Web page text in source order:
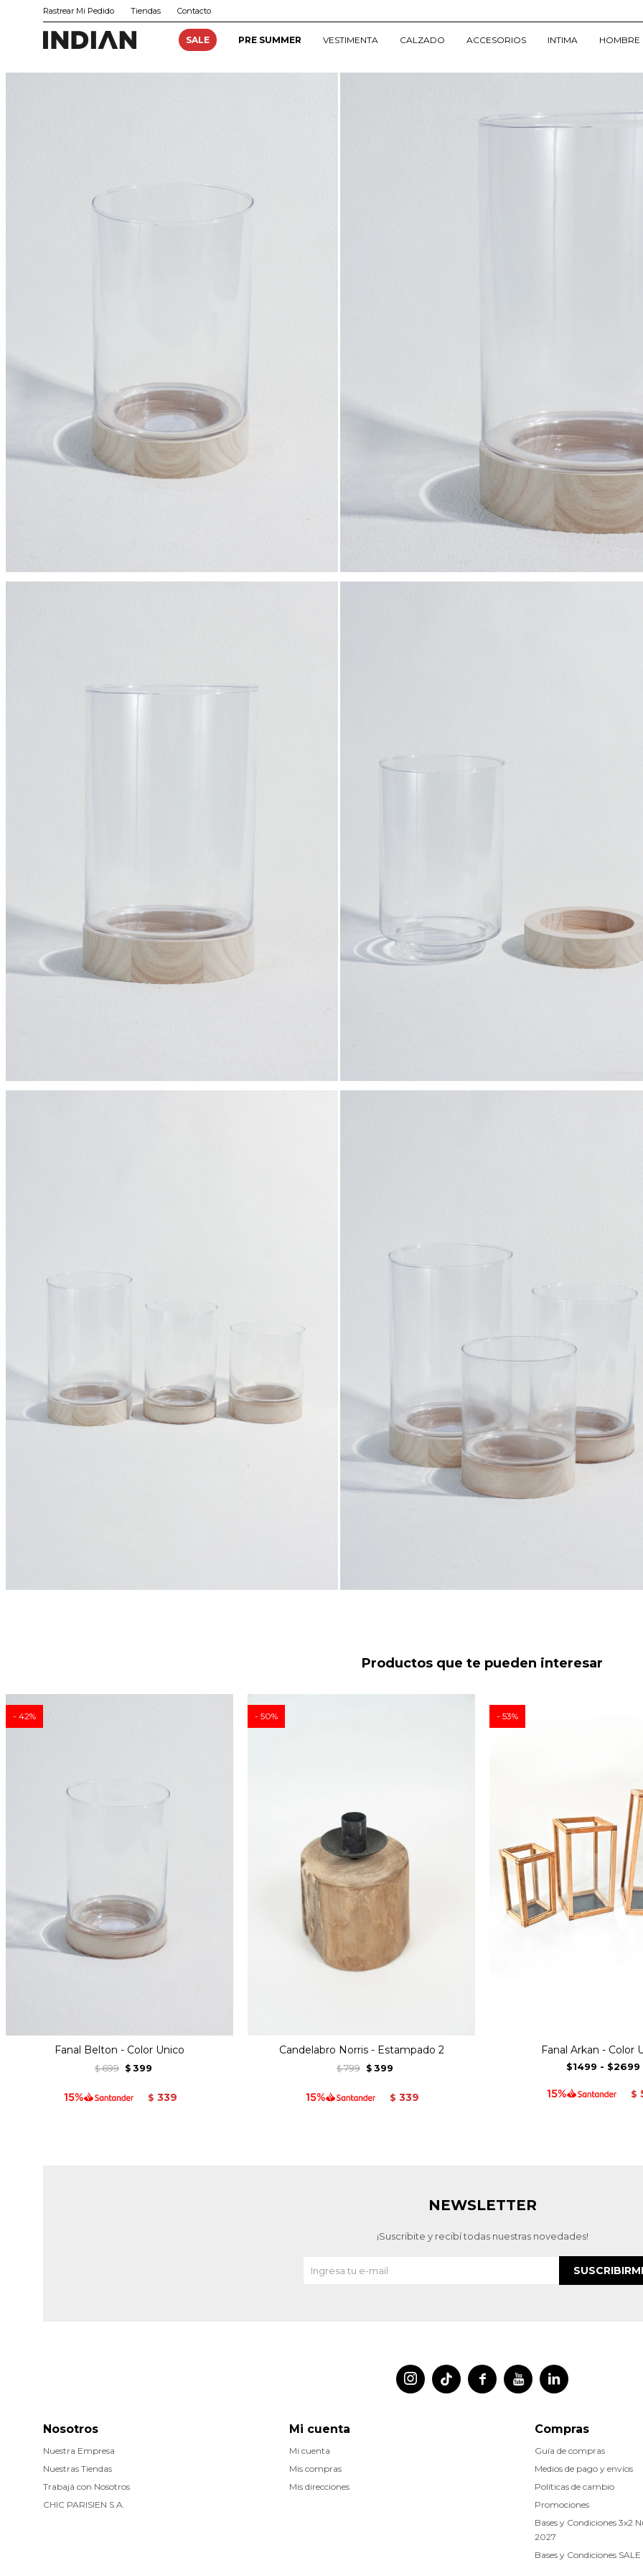
SALE PRE SUMMER VESTIMENTA CALZADO ACCESORIOS INTIMA HOMBRE
Rastrear Mi Pedido Tiendas Contacto
Productos que te pueden interesar
42
Fanal Belton - Color Unico
$ 699 $ 399
$ 339
50
Candelabro Norris - Estampado 2
$ 799 $ 399
$ 339
53
Fanal Arkan - Color
$1499 - $2699
$
 
 
Nosotros
Nuestra Empresa
Nuestras Tiendas
Trabajá con Nosotros
CHIC PARISIEN S.A.
Compras
Guía de compras
Medios de pago y envíos
Políticas de cambio
Promociones
Bases y Condiciones 3x2
2027
Bases y Condiciones SALE
Mi cuenta
Mi cuenta
Mis compras
Mis direcciones
NEWSLETTER
¡Suscribite y recibí todas nuestras novedades!